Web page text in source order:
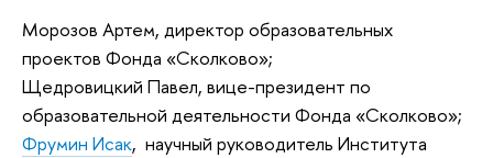
Морозов Артем, директор образовательных
проектов Фонда «Сколково»;
Щедровицкий Павел, вице-президент по
образовательной деятельности Фонда «Сколково»;
Фрумин Исак, научный руководитель Института